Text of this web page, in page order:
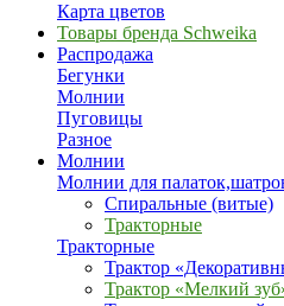
Карта цветов
Товары бренда Schweika
Распродажа
Бегунки
Молнии
Пуговицы
Разное
Молнии
Молнии для
Спиральные (витые)
Тракторные
Тракторные
Трактор
Трактор «Мелкий